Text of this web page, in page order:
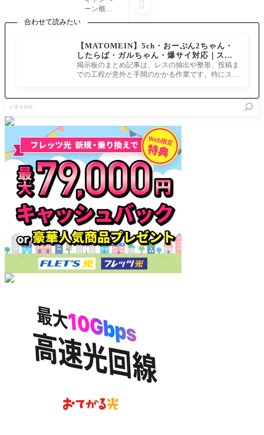
合わせて読みたい
【MATOMEIN】5ch・おーぷん2ちゃん・
したらば・ガルちゃん・爆サイ対応｜スマ
ホでまとめ記事を作れるアプリ FGOのまと
め記事ができるまで
掲示板のまとめ記事は、レスの抽出や整形、投稿ま
での工程が意外と手間のかかる作業です。特にスマ
を
検
日TVス
キャンペ
ーン
ーン概要
シャル202
2」放送記
念キャン
ペーン』
強い！コ
ロニー船
にときめ
き「ワガ
じつはあ
いしょう
